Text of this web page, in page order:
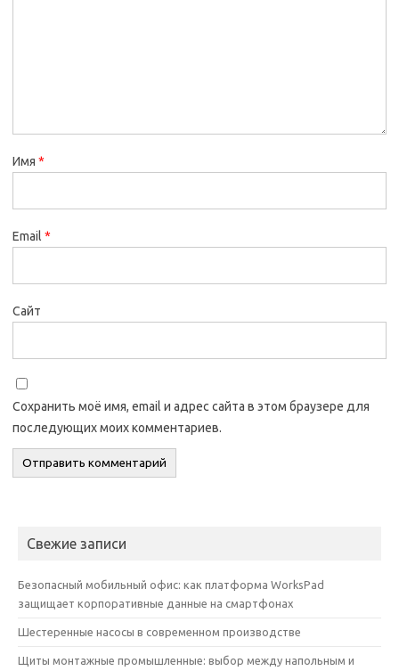
Имя *
Email *
Сайт
Сохранить моё имя, email и адрес сайта в этом браузере для
последующих моих комментариев.
Свежие записи
Безопасный мобильный офис: как платформа WorksPad
защищает корпоративные данные на смартфонах
Шестеренные насосы в современном производстве
Щиты монтажные промышленные: выбор между напольным и